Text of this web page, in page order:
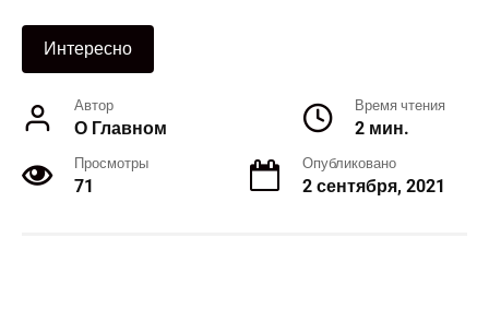
Интересно
Автор
О Главном
Время чтения
2 мин.
Просмотры
71
Опубликовано
2 сентября, 2021